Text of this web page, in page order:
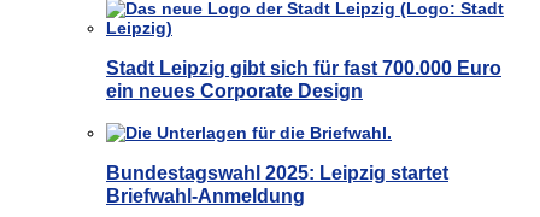
Stadt Leipzig gibt sich für fast 700.000 Euro
ein neues Corporate Design
Bundestagswahl 2025: Leipzig startet
Briefwahl-Anmeldung